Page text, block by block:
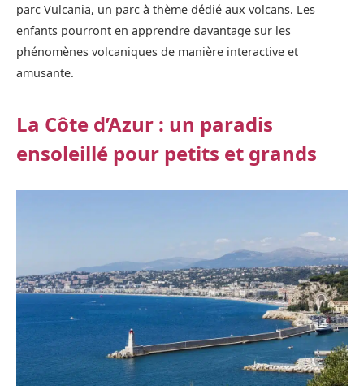
parc Vulcania, un parc à thème dédié aux volcans. Les
enfants pourront en apprendre davantage sur les
phénomènes volcaniques de manière interactive et
amusante.
La Côte d’Azur : un paradis
ensoleillé pour petits et grands